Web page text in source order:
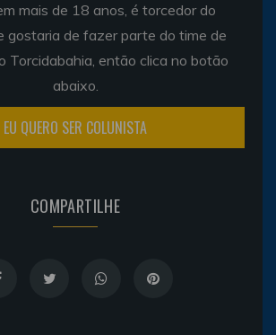
mais de 18 anos, é torcedor do
gostaria de fazer parte do time de
Torcidabahia, então clica no botão
abaixo.
EU QUERO SER COLUNISTA
COMPARTILHE